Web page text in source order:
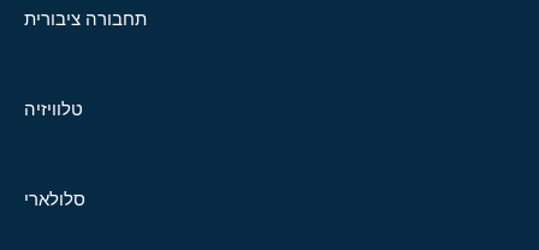
תחבורה ציבורית
טלוויזיה
סלולארי